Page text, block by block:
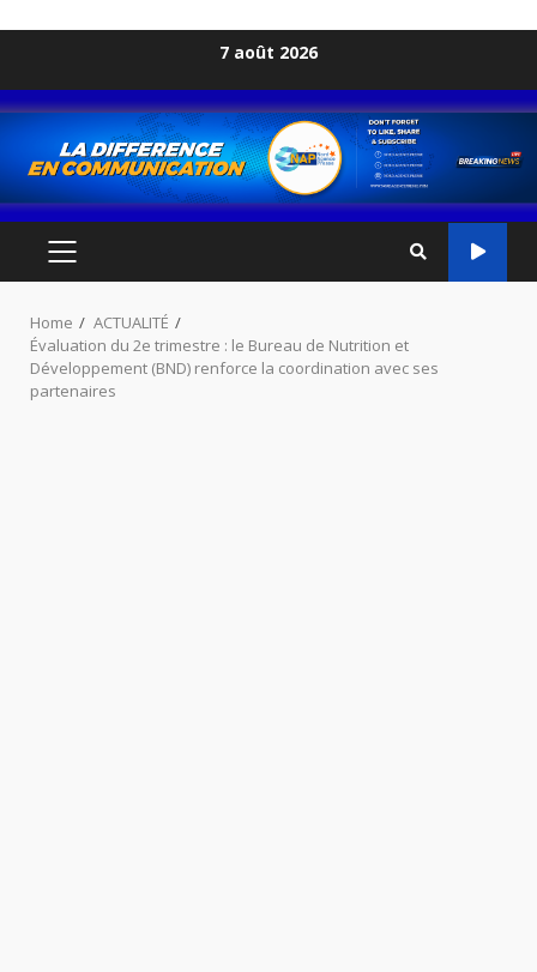
content
7 août 2026
PRIMARY
Home
ACTUALITÉ
Évaluation du 2e trimestre : le Bureau de Nutrition et
Développement (BND) renforce la coordination avec ses
partenaires